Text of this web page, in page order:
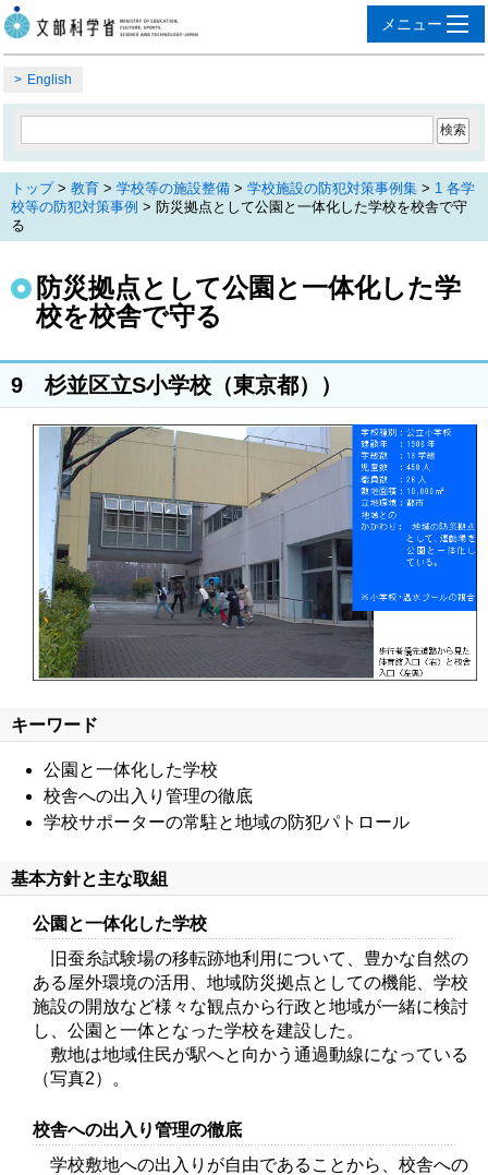
English
トップ> 教育 > 学校等の施設整備 > 学校施設の防犯対策事例集 > 1 各学
校等の防犯対策事例 > 防災拠点として公園と一体化した学校を校舎で守
る
防災拠点として公園と一体化した学
校を校舎で守る
9 杉並区立S小学校（東京都））
キーワード
公園と一体化した学校
校舎への出入り管理の徹底
学校サポーターの常駐と地域の防犯パトロール
基本方針と主な取組
公園と一体化した学校
旧蚕糸試験場の移転跡地利用について、豊かな自然の
ある屋外環境の活用、地域防災拠点としての機能、学校
施設の開放など様々な観点から行政と地域が一緒に検討
し、公園と一体となった学校を建設した。
敷地は地域住民が駅へと向かう通過動線になっている
（写真2）。
校舎への出入り管理の徹底
学校敷地への出入りが自由であることから、校舎への